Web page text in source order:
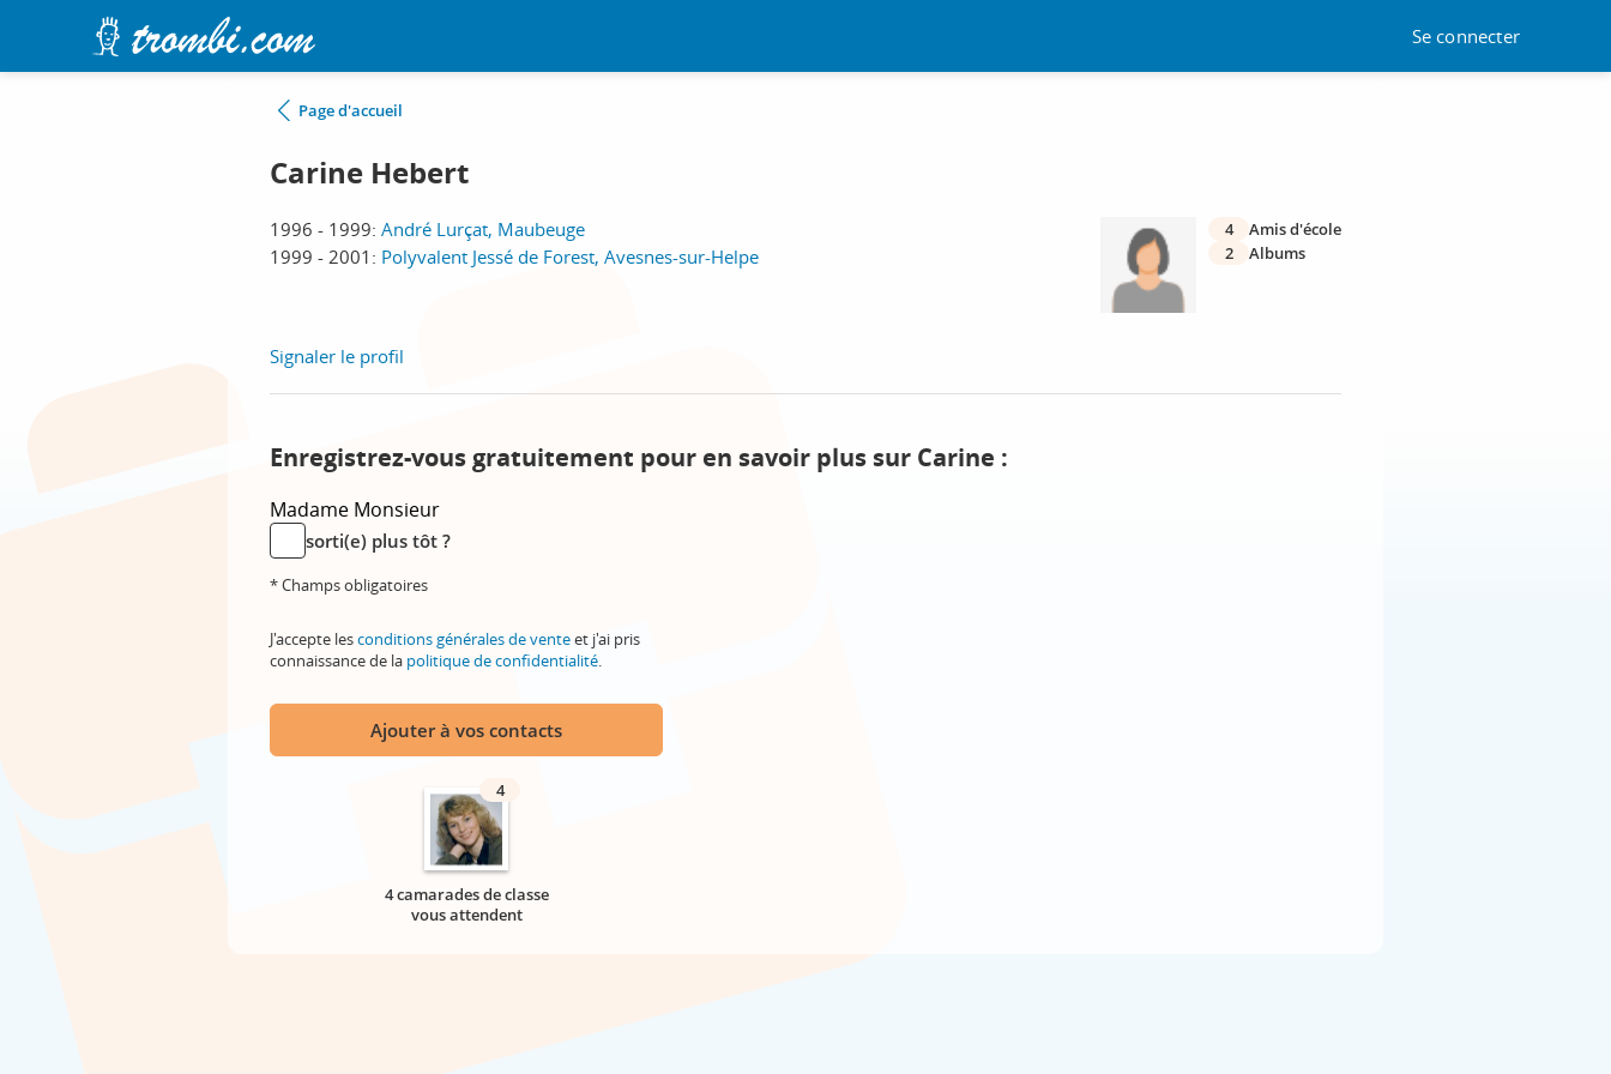
Se connecter
Page d'accueil
Carine Hebert
1996 - 1999: André Lurçat, Maubeuge
1999 - 2001: Polyvalent Jessé de Forest, Avesnes-sur-Helpe
4
Amis d'école
2
Albums
Signaler le profil
Enregistrez-vous gratuitement pour en savoir plus sur Carine :
Madame Monsieur
sorti(e) plus tôt ?
* Champs obligatoires
J'accepte lesconditions générales de venteet j'ai pris
connaissance de la politique de confidentialité.
Ajouter à vos contacts
4
4 camarades de classe
vous attendent